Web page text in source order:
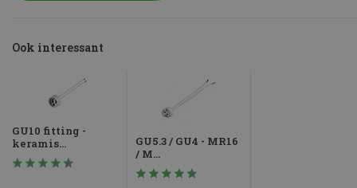
Ook interessant
GU10 fitting -
keramis...
GU5.3 / GU4 - MR16
/ M...